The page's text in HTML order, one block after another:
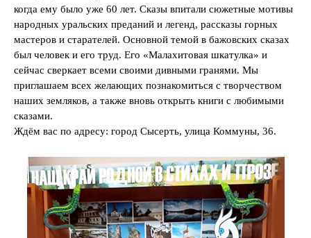
когда ему было уже 60 лет. Сказы впитали сюжетные мотивы
народных уральских преданий и легенд, рассказы горных
мастеров и старателей. Основной темой в бажовских сказах
был человек и его труд. Его «Малахитовая шкатулка» и
сейчас сверкает всеми своими дивными гранями. Мы
приглашаем всех желающих познакомиться с творчеством
наших земляков, а также вновь открыть книги с любимыми
сказами.
Ждём вас по адресу: город Сысерть, улица Коммуны, 36.